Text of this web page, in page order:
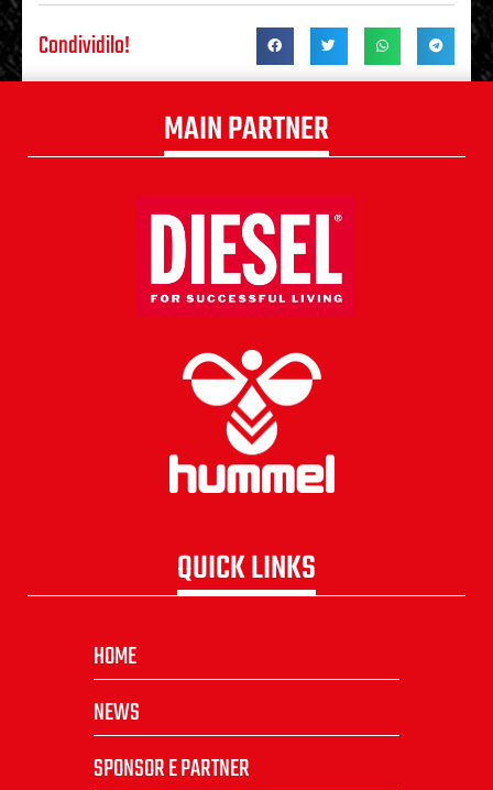
Condividilo!
MAIN PARTNER
QUICK LINKS
HOME
NEWS
SPONSOR E PARTNER